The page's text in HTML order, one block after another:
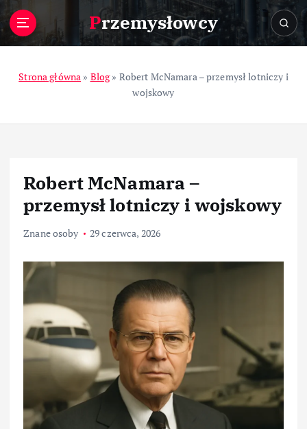
Przemysłowcy
Strona główna » Blog» Robert McNamara – przemysł lotniczy i
wojskowy
Robert McNamara –
przemysł lotniczy i wojskowy
Znane osoby 29 czerwca, 2026